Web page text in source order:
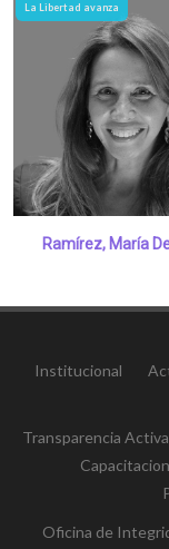
La Libertad avanza
Ramírez, María
Institucional
Transparencia Activa
Oficina de